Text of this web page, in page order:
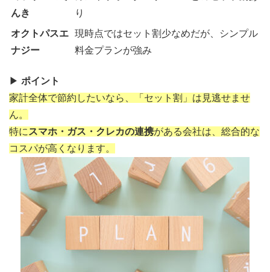
んき
り
オクトパスエ
ナジー
現時点ではセット割少なめだが、シンプル
料金プランが強み
▶ ポイント
家計全体で節約したいなら、「セット割」は見逃せませ
ん。
特に スマホ・ガス・クレカの連携がある会社は、総合的な
コスパが高くなります。